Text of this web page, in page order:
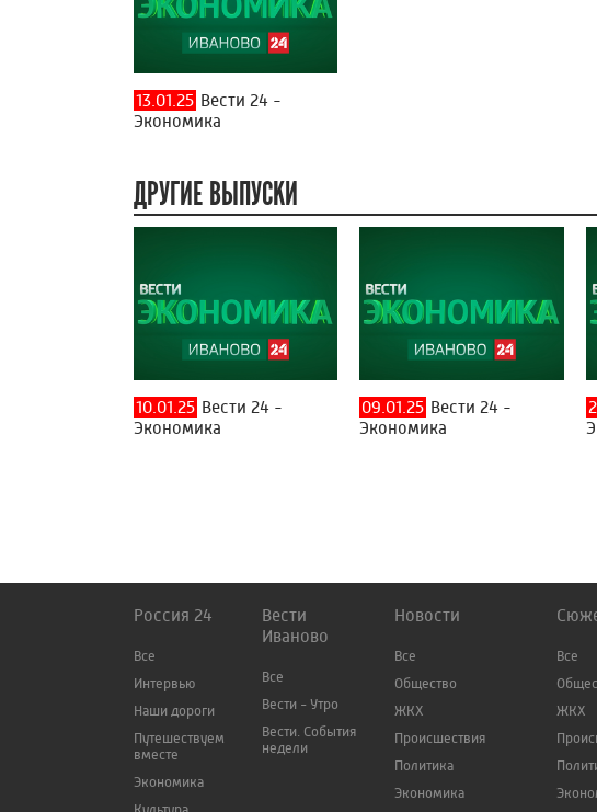
13.01.25 Вести 24 -
Экономика
ДРУГИЕ ВЫПУСКИ
10.01.25 Вести 24 -
Экономика
09.01.25 Вести 24 -
Экономика
Россия 24
Все
Интервью
Наши дороги
Путешествуем
вместе
Экономика
Вести
Иваново
Все
Вести - Утро
Вести. События
недели
Новости
Все
Общество
ЖКХ
Происшествия
Политика
Экономика
Все
ЖКХ